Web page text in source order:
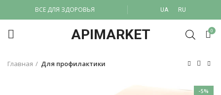
ВСЕ ДЛЯ ЗДОРОВЬЯ UA RU
APIMARKET 0
Главная Для профилактики
-5%